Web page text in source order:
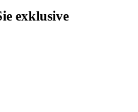
exklusive